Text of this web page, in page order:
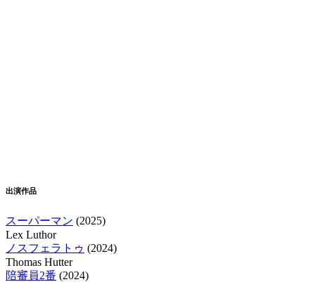
出演作品
スーパーマン (2025)
Lex Luthor
ノスフェラトゥ (2024)
Thomas Hutter
陪審員2番 (2024)